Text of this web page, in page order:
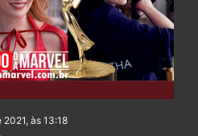
2021, às 13:18